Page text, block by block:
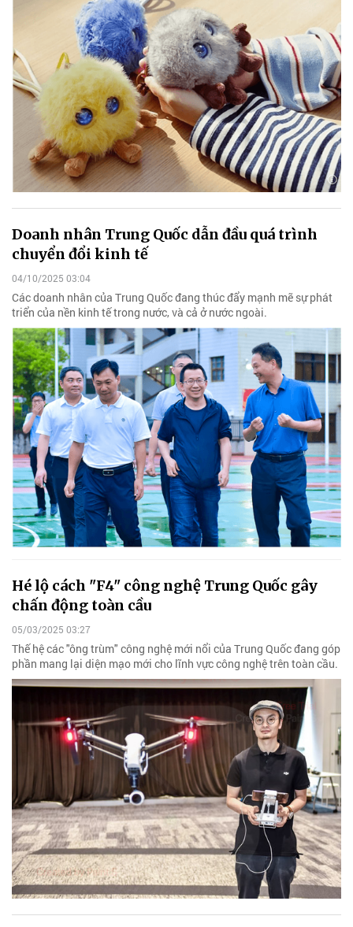
Doanh nhân Trung Quốc dẫn đầu quá trình
chuyển đổi kinh tế
04/10/2025 03:04
Các doanh nhân của Trung Quốc đang thúc đẩy mạnh mẽ sự phát
triển của nền kinh tế trong nước, và cả ở nước ngoài.
Hé lộ cách "F4" công nghệ Trung Quốc gây
chấn động toàn cầu
05/03/2025 03:27
Thế hệ các "ông trùm" công nghệ mới nổi của Trung Quốc đang góp
phần mang lại diện mạo mới cho lĩnh vực công nghệ trên toàn cầu.